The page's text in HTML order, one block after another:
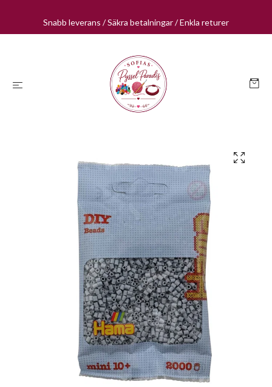
Snabb leverans / Säkra betalningar / Enkla returer